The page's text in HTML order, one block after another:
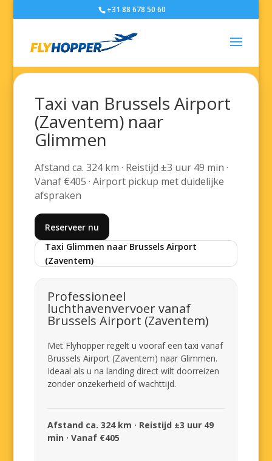
+31 88 678 50 60
Taxi van Brussels Airport
(Zaventem) naar
Glimmen
Afstand ca. 324 km · Reistijd ±3 uur 49 min ·
Vanaf €405 · Airport pickup met duidelijke
afspraken
Reserveer nu
Taxi Glimmen naar Brussels Airport
(Zaventem)
Professioneel
luchthavenvervoer vanaf
Brussels Airport (Zaventem)
Met Flyhopper regelt u vooraf een taxi vanaf
Brussels Airport (Zaventem) naar Glimmen.
Ideaal als u na landing direct wilt doorreizen
zonder onzekerheid of wachttijd.
Afstand ca. 324 km · Reistijd ±3 uur 49
min · Vanaf €405